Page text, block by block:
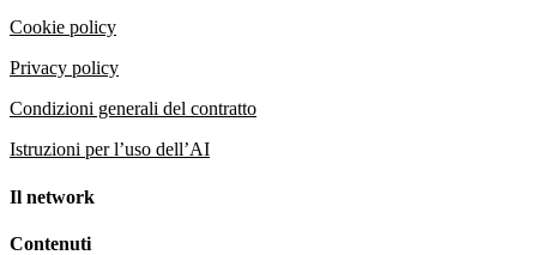
Cookie policy
Privacy policy
Condizioni generali del contratto
Istruzioni per l’uso dell’AI
Il network
Contenuti